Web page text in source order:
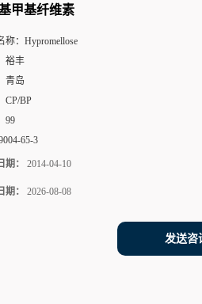
裕丰
青岛
CP/BP
99
65-3
期：